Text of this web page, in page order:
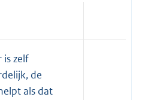
is zelf
de
als dat